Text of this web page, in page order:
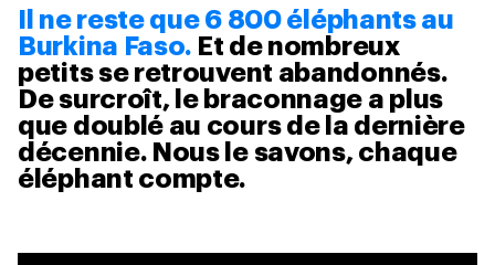
Il ne reste que 6 800 éléphants au
Burkina Faso. Et de nombreux
petits se retrouvent abandonnés.
De surcroît, le braconnage a plus
que doublé au cours de la dernière
décennie. Nous le savons, chaque
éléphant compte.